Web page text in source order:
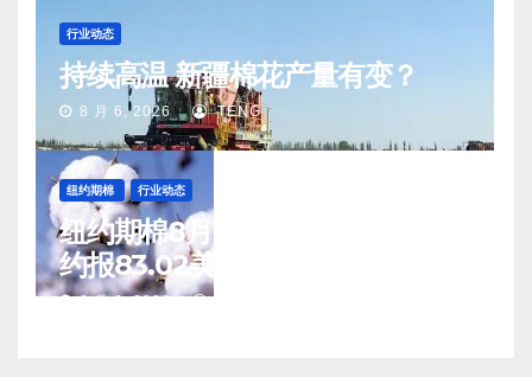
行业动态
持续高温 新疆棉花产量有变？
8 月 6, 2026 TENG
纽约期棉 行业动态
纽约期棉8月5日(周三)收涨12月合
约报83.02美分/磅
8 月 6, 2026 TENG